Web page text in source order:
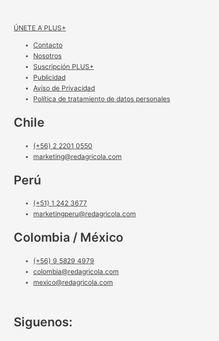
ÚNETE A PLUS+
Contacto
Nosotros
Suscripción PLUS+
Publicidad
Aviso de Privacidad
Política de tratamiento de datos personales
Chile
(+56) 2 2201 0550
marketing@redagricola.com
Perú
(+51) 1 242 3677
marketingperu@redagricola.com
Colombia / México
(+56) 9 5829 4979
colombia@redagricola.com
mexico@redagricola.com
Siguenos: